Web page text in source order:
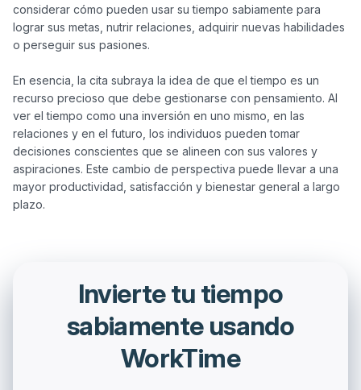
considerar cómo pueden usar su tiempo sabiamente para
lograr sus metas, nutrir relaciones, adquirir nuevas habilidades
o perseguir sus pasiones.
En esencia, la cita subraya la idea de que el tiempo es un
recurso precioso que debe gestionarse con pensamiento. Al
ver el tiempo como una inversión en uno mismo, en las
relaciones y en el futuro, los individuos pueden tomar
decisiones conscientes que se alineen con sus valores y
aspiraciones. Este cambio de perspectiva puede llevar a una
mayor productividad, satisfacción y bienestar general a largo
Invierte tu tiempo
sabiamente usando
WorkTime